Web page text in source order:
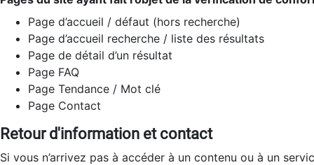
Page d’accueil / défaut (hors recherche)
Page d’accueil recherche / liste des résultats
Page de détail d’un résultat
Page FAQ
Page Tendance / Mot clé
Page Contact
Retour d'information et contact
Si vous n’arrivez pas à accéder à un contenu ou à un